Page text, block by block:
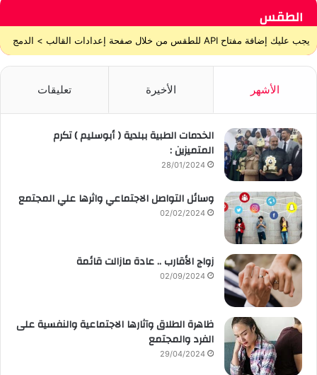
الطقس
يجب عليك إضافة مفتاح API للطقس من خلال صفحة إعدادات القالب > الدمج
الأشهر الأخيرة تعليقات
الخدمات الطبية ببلدية ( أبوسليم ) تكرم
المتميزين :
28/01/2024
وسائل التواصل الاجتماعي واثرها علي المجتمع
02/02/2024
زواج الأقارب .. عادة مازالت قائمة
02/09/2024
ظاهرة الطلاق وآثارها الاجتماعية والنفسية على
الفرد والمجتمع
29/04/2024